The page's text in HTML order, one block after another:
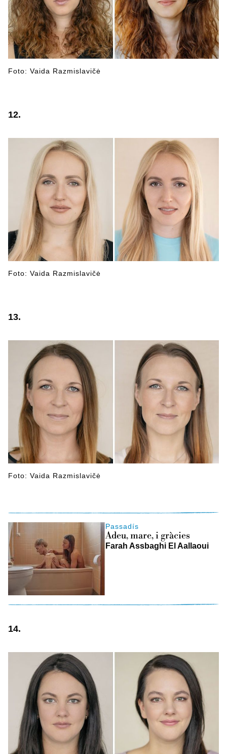
Foto: Vaida Razmislavičė
12.
Foto: Vaida Razmislavičė
13.
Foto: Vaida Razmislavičė
Passadís
Adeu, mare, i gràcies
Farah Assbaghi El Aallaoui
14.